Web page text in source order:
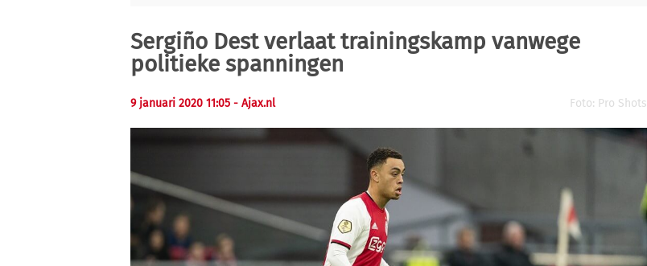
Sergiño Dest verlaat trainingskamp vanwege
politieke spanningen
9 januari 2020 11:05 - Ajax.nl Foto: Pro Shots